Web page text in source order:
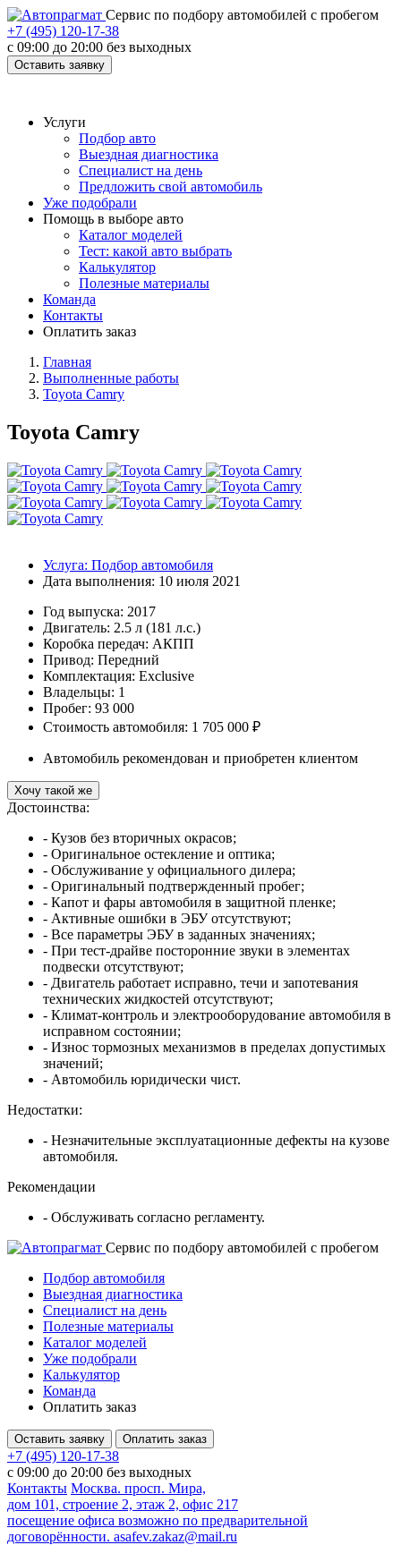
Cервис по подбору автомобилей с пробегом
+7 (495) 120-17-38
с 09:00 до 20:00 без выходных
Оставить заявку
Услуги
Подбор авто
Выездная диагностика
Специалист на день
Предложить свой автомобиль
Уже подобрали
Помощь в выборе авто
Каталог моделей
Тест: какой авто выбрать
Калькулятор
Полезные материалы
Команда
Контакты
Оплатить заказ
Главная
Выполненные работы
Toyota Camry
Toyota Camry
Услуга: Подбор автомобиля
Дата выполнения: 10 июля 2021
Год выпуска: 2017
Двигатель: 2.5 л (181 л.с.)
Коробка передач: АКПП
Привод: Передний
Комплектация: Exclusive
Владельцы: 1
Пробег: 93 000
Стоимость автомобиля: 1 705 000 ₽
Автомобиль рекомендован и приобретен клиентом
Хочу такой же
Достоинства:
- Кузов без вторичных окрасов;
- Оригинальное остекление и оптика;
- Обслуживание у официального дилера;
- Оригинальный подтвержденный пробег;
- Капот и фары автомобиля в защитной пленке;
- Активные ошибки в ЭБУ отсутствуют;
- Все параметры ЭБУ в заданных значениях;
- При тест-драйве посторонние звуки в элементах
подвески отсутствуют;
- Двигатель работает исправно, течи и запотевания
технических жидкостей отсутствуют;
- Климат-контроль и электрооборудование автомобиля в
исправном состоянии;
- Износ тормозных механизмов в пределах допустимых
значений;
- Автомобиль юридически чист.
Недостатки:
- Незначительные эксплуатационные дефекты на кузове
автомобиля.
Рекомендации
- Обслуживать согласно регламенту.
Cервис по подбору автомобилей с пробегом
Подбор автомобиля
Выездная диагностика
Специалист на день
Полезные материалы
Каталог моделей
Уже подобрали
Калькулятор
Команда
Оплатить заказ
Оставить заявку Оплатить заказ
+7 (495) 120-17-38
с 09:00 до 20:00 без выходных
Контакты Москва. просп. Мира,
дом 101, строение 2, этаж 2, офис 217
посещение офиса возможно по предварительной
договорённости. asafev.zakaz@mail.ru